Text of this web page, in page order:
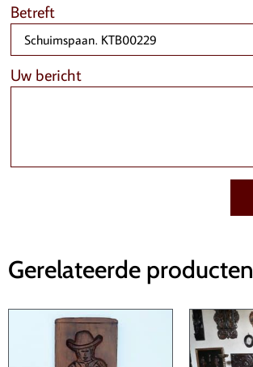
Betreft
Uw bericht
Gerelateerde producten